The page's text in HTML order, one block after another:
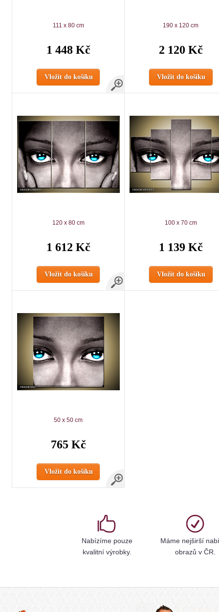
111 x 80 cm
1 448 Kč
Vložit do košíku
190 x 120 cm
2 120 Kč
Vložit do košíku
120 x 80 cm
1 612 Kč
Vložit do košíku
100 x 70 cm
1 139 Kč
Vložit do košíku
50 x 50 cm
765 Kč
Vložit do košíku
Nabízíme pouze
kvalitní výrobky.
Máme nejširší
obrazů v ČR.